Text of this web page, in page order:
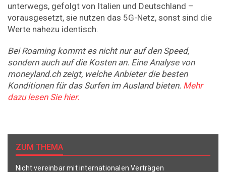
unterwegs, gefolgt von Italien und Deutschland –
vorausgesetzt, sie nutzen das 5G-Netz, sonst sind die
Werte nahezu identisch.
Bei Roaming kommt es nicht nur auf den Speed,
sondern auch auf die Kosten an. Eine Analyse von
moneyland.ch zeigt, welche Anbieter die besten
Konditionen für das Surfen im Ausland bieten. Mehr
dazu lesen Sie hier.
ZUM THEMA
Nicht vereinbar mit internationalen Verträgen